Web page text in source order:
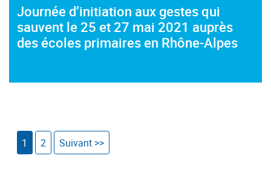
Journée d’initiation aux gestes qui
sauvent le 25 et 27 mai 2021 auprès
des écoles primaires en Rhône-Alpes
1 2 Suivant >>